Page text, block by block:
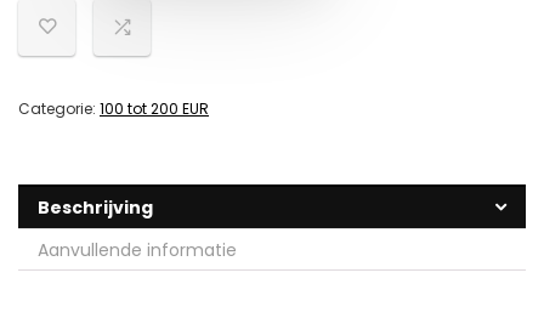
Categorie: 100 tot 200 EUR
Beschrijving
Aanvullende informatie